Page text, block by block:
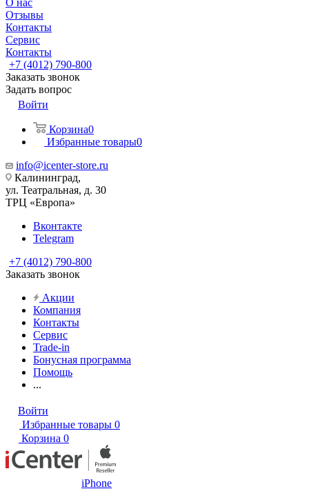
О нас
Отзывы
Контакты
Сервис
Контакты
+7 (4012) 790-800
Заказать звонок
Задать вопрос
Войти
Корзина0
Избранные товары0
info@icenter-store.ru
Калининград,
ул. Театральная, д. 30
ТРЦ «Европа»
Вконтакте
Telegram
+7 (4012) 790-800
Заказать звонок
Акции
Компания
Контакты
Сервис
Trade-in
Бонусная программа
Помощь
...
Войти
Избранные товары 0
Корзина 0
iPhone